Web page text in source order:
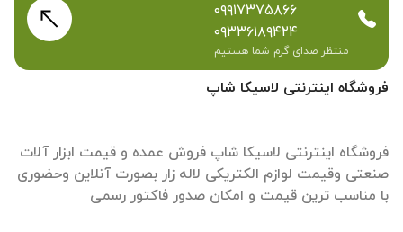
فروشگاه اینترنتی لاسیکا شاپ
فروشگاه اینترنتی لاسیکا شاپ فروش عمده و قیمت ابزار آلات
صنعتی وقیمت لوازم الکتریکی لاله زار بصورت آنلاین وحضوری
با مناسب ترین قیمت و امکان صدور فاکتور رسمی
۰۹۹۱۷۳۷۵۸۶۶
۰۹۳۳۶۱۸۹۴۲۴
منتظر صدای گرم شما هستیم